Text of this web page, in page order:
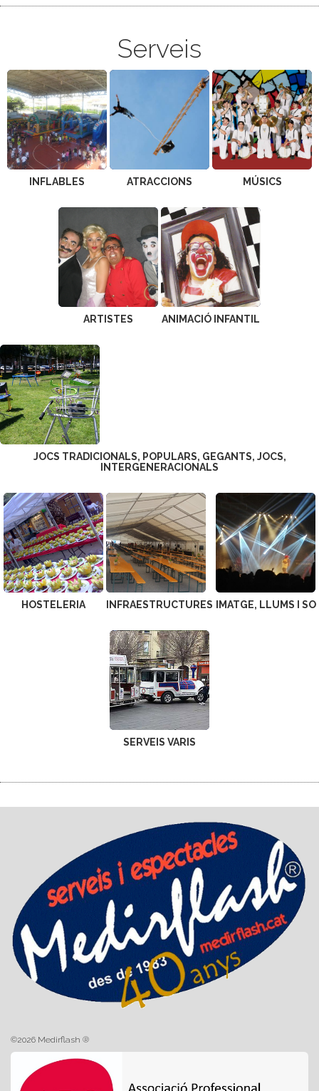
Serveis
INFLABLES ATRACCIONS MÚSICS
ARTISTES ANIMACIÓ INFANTIL
JOCS TRADICIONALS, POPULARS, GEGANTS, JOCS,
INTERGENERACIONALS
HOSTELERIA INFRAESTRUCTURES IMATGE, LLUMS I SO
SERVEIS VARIS
©2026 Medirflash ®